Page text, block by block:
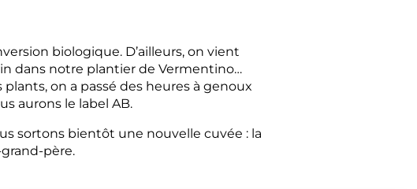
biologique. D’ailleurs, on vient
dans notre plantier de Vermentino…
on a passé des heures à genoux
aurons le label AB.
sortons bientôt une nouvelle cuvée : la
père.